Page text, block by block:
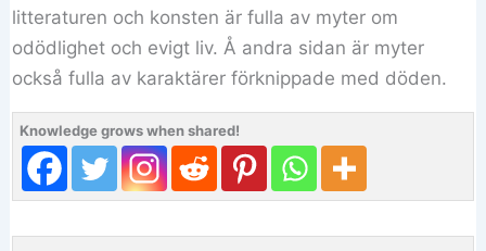
litteraturen och konsten är fulla av myter om
odödlighet och evigt liv. Å andra sidan är myter
också fulla av karaktärer förknippade med döden.
Knowledge grows when shared!